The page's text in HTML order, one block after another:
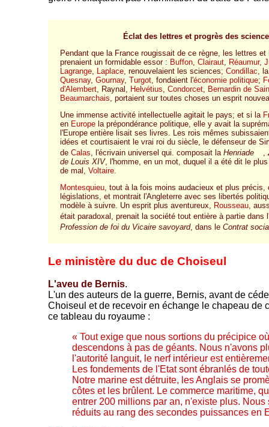
-
Éclat des lettres et progrès des
Pendant que la France rougissait de ce règne, les lettres
prenaient un formidable essor : Buffon Clairaut Réaumur,
Lagrange
Laplace , renouvelaient les sciences; Condillac ,
Quesnay, Gournay, Turgot , fondaient l'économie politique;
d'Alembert , Raynal, Helvétius Condorcet
Bernardin de
Beaumarchais , portaient sur toutes choses un esprit
Une immense activité intellectuelle agitait le pays; et si la
en Europe la prépondérance politique, elle y avait la
l'Europe entière lisait ses livres. Les rois mêmes
idées et courtisaient le vrai roi du siècle, le défenseur de
de Calas , l'écrivain universel qui. composait la Henriade
de Louis XIV, l'homme, en un mot, duquel il a été dit le
de mal, Voltaire
Montesquieu , tout à la fois moins audacieux et plus précis,
législations, et montrait l'Angleterre avec ses libertés
modèle à suivre. Un esprit plus aventureux,
Rousseau ,
était paradoxal, prenait la société tout entière à partie dans l'
Profession de foi du Vicaire savoyard, dans le Contrat
Le ministère du duc de Choiseul
L'aveu de Bernis.
L'un des auteurs de la guerre, Bernis, avant de
Choiseul et de recevoir en échange le chapeau de
ce tableau du royaume :
« Tout exige que nous sortions du précipice
descendons à pas de géants. Nous n'avons
l'autorité languit, le nerf intérieur est
Les fondements de l'Etat sont ébranlés de
Notre marine est détruite, les Anglais se
côtes et les brûlent. Le commerce maritime,
entrer 200 millions par an, n'existe plus. Nous
réduits au rang des secondes puissances en